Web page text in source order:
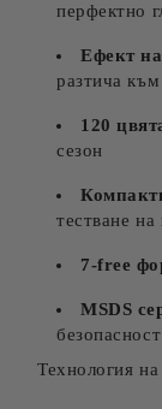
перфектно
Ефект
разтича
120
сезон
тестване на
7-free
MSDS
безопасност
Технология